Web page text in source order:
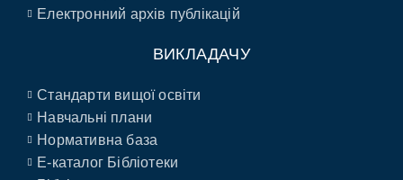
Електронний архів публікацій
ВИКЛАДАЧУ
Стандарти вищої освіти
Навчальні плани
Нормативна база
E-каталог Бібліотеки